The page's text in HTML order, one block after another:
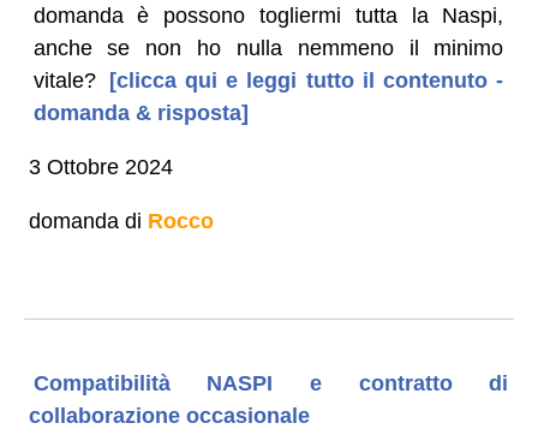
domanda è possono togliermi tutta la Naspi,
anche se non ho nulla nemmeno il minimo
vitale?
[clicca qui e leggi tutto il contenuto -
domanda & risposta]
3 Ottobre 2024
domanda di Rocco
Compatibilità NASPI e contratto di
collaborazione occasionale